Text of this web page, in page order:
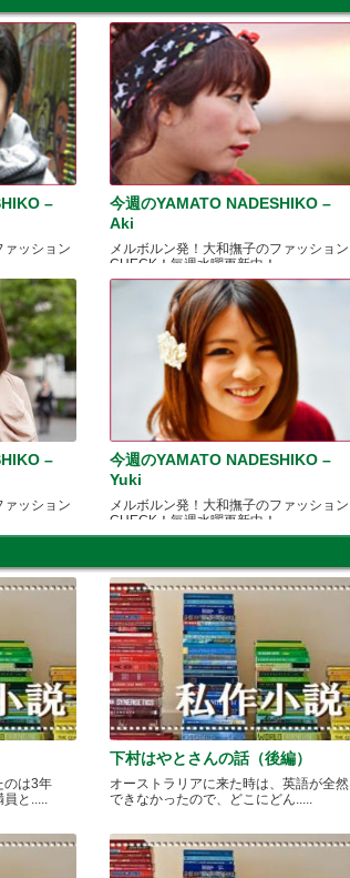
–
ァッション
今週のYAMATO NADESHIKO –
Aki
メルボルン発！大和撫子のファッション
CHECK！毎週水曜更新中！
–
ァッション
今週のYAMATO NADESHIKO –
Yuki
メルボルン発！大和撫子のファッション
CHECK！毎週水曜更新中！
のは3年
と.....
下村はやとさんの話（後編）
オーストラリアに来た時は、英語が全然
できなかったので、どこにどん.....